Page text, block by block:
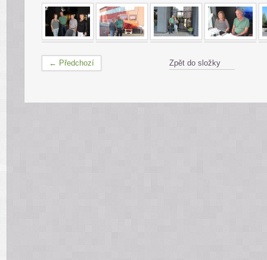
← Předchozí Zpět do složky